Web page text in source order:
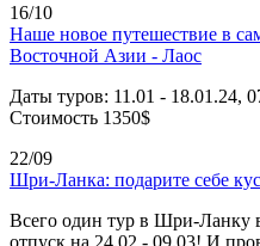
16/10
Наше новое путешествие в
Восточной Азии - Лаос
Даты туров: 11.01 - 18.01.24,
Стоимость 1350$
22/09
Шри-Ланка: подарите себе
Всего один тур в Шри-Ланку
отпуск на 24.02 - 09.03! И